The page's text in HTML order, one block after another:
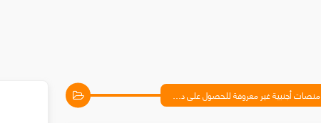
منصات أجنبية غير معروفة للحصول على دورات دولية مجانية عبر الإنترنت